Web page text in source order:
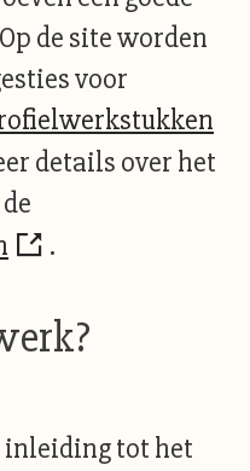
de site worden
voor
details over het
.
inleiding tot het